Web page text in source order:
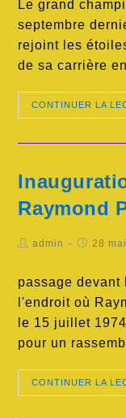
Le grand
septembre
rejoint les
de sa carrière
CONTINUER LA
Raymond
admin 28
passage devant
l'endroit où
le 15 juillet
pour un
CONTINUER LA